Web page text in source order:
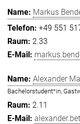
Markus
+49 551
2.33
Alexander
Bachelorstudent*in,
2.11